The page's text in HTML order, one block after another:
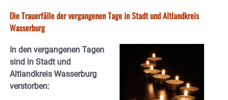
Die Trauerfälle der vergangenen Tage in Stadt und Altlandkreis
Wasserburg
In den vergangenen Tagen
sind in Stadt und
Altlandkreis Wasserburg
verstorben: